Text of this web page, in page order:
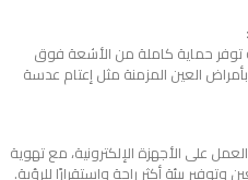
حماية كاملة من الأشعة فوق
العين المزمنة مثل إعتام عدسة
العمل على الأجهزة الإلكترونية، مع تهوية
بيئة أكثر راحة واستقرارًا للرؤية.